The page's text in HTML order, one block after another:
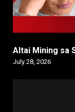
Altai Mining sa
July 28, 2026